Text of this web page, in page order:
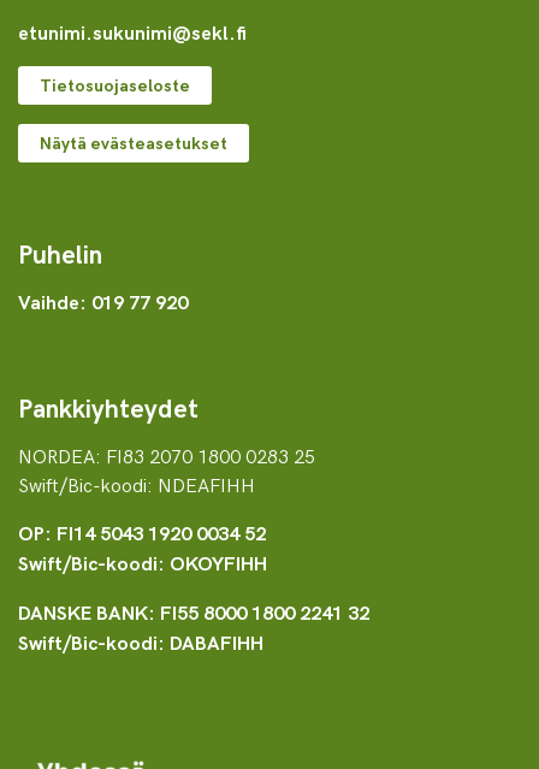
etunimi.sukunimi@sekl.fi
Tietosuojaseloste
Näytä evästeasetukset
Puhelin
Vaihde: 019 77 920
Pankkiyhteydet
NORDEA: FI83 2070 1800 0283 25
Swift/Bic-koodi: NDEAFIHH
OP: FI14 5043 1920 0034 52
Swift/Bic-koodi: OKOYFIHH
DANSKE BANK: FI55 8000 1800 2241 32
Swift/Bic-koodi: DABAFIHH